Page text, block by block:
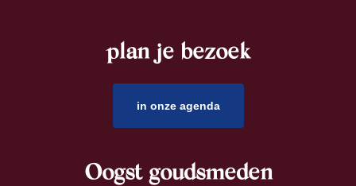
plan je bezoek
in onze agenda
Oogst goudsmeden